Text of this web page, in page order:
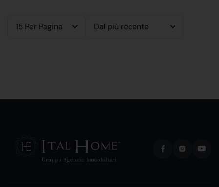
15 Per Pagina Dal più recente